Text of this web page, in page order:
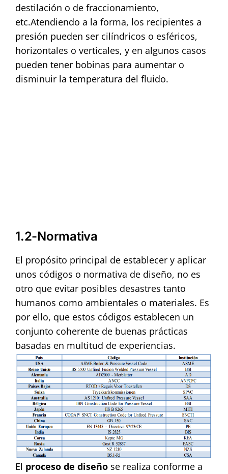
destilación o de fraccionamiento,
etc.Atendiendo a la forma, los recipientes a
presión pueden ser cilíndricos o esféricos,
horizontales o verticales, y en algunos casos
pueden tener bobinas para aumentar o
disminuir la temperatura del fluido.
1.2-Normativa
El propósito principal de establecer y aplicar
unos códigos o normativa de diseño, no es
otro que evitar posibles desastres tanto
humanos como ambientales o materiales. Es
por ello, que estos códigos establecen un
conjunto coherente de buenas prácticas
basadas en multitud de experiencias.
El proceso de diseñose realiza conforme a